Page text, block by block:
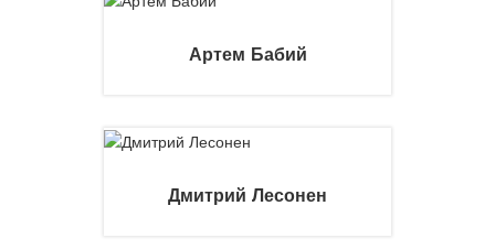
Артем Бабий
Дмитрий Лесонен